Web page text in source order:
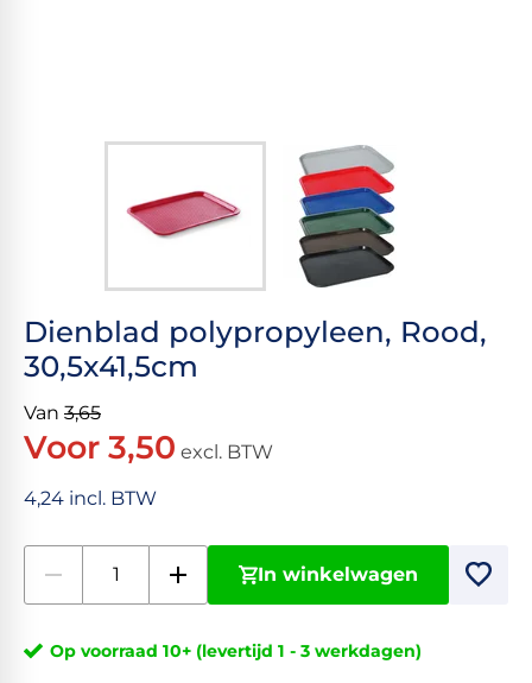
Dienblad polypropyleen, Rood,
30,5x41,5cm
Van 3,65
Voor 3,50 excl. BTW
4,24 incl. BTW
In winkelwagen
Op voorraad 10+ (levertijd 1 - 3 werkdagen)